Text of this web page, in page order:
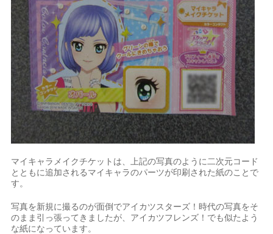
マイキャラメイクチケットは、上記の写真のように二次元コード
とともに追加されるマイキャラのパーツが印刷された紙のことで
す。
写真を新規に撮るのが面倒でアイカツスターズ！時代の写真をそ
のまま引っ張ってきましたが、アイカツフレンズ！でも似たよう
な紙になっています。